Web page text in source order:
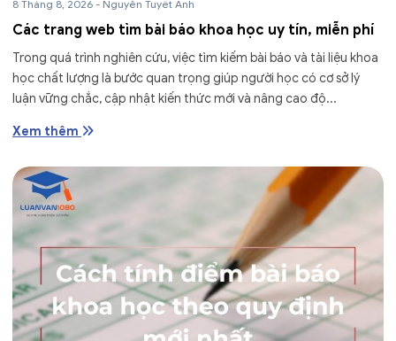
8 Tháng 8, 2026 - Nguyễn Tuyết Anh
Các trang web tìm bài báo khoa học uy tín, miễn phí
Trong quá trình nghiên cứu, việc tìm kiếm bài báo và tài liệu khoa
học chất lượng là bước quan trọng giúp người học có cơ sở lý
luận vững chắc, cập nhật kiến thức mới và nâng cao độ...
Xem thêm